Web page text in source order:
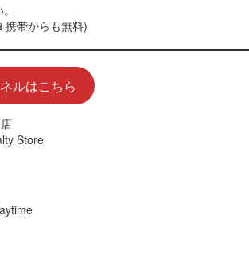
携帯からも無料)
ルはこちら
Store